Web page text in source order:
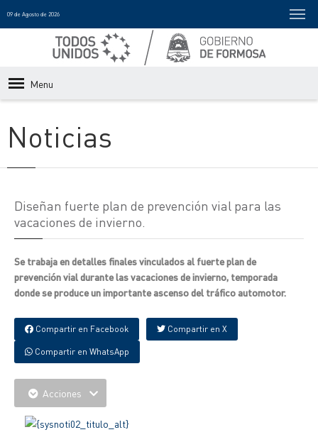
09 de Agosto de 2026
Menu
Noticias
Diseñan fuerte plan de prevención vial para las
vacaciones de invierno.
Se trabaja en detalles finales vinculados al fuerte plan de
prevención vial durante las vacaciones de invierno, temporada
donde se produce un importante ascenso del tráfico automotor.
Compartir en Facebook Compartir en X
Compartir en WhatsApp
Acciones